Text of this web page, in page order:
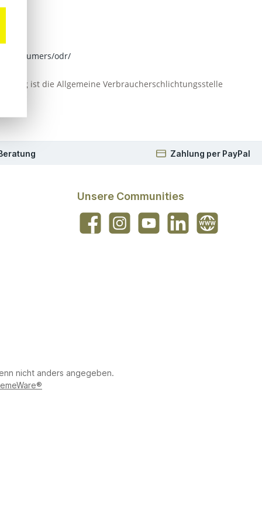
consumers/odr/
ist die Allgemeine Verbraucherschlichtungsstelle
Zahlung per PayPal
Unsere Communities
FacebookInstagramYouTubeLinkedInWebsite
nicht anders angegeben.